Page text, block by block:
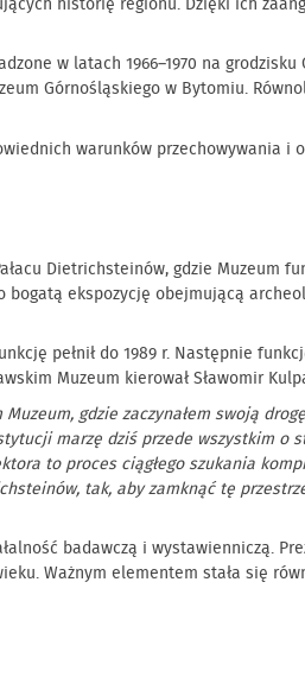
historię regionu. Dzięki ich
w latach 1966–1970 na
Górnośląskiego w Bytomiu.
warunków przechowywania
Dietrichsteinów, gdzie Muzeum
bogatą ekspozycję obejmującą
pełnił do 1989 r. Następnie
Muzeum kierował Sławomir
gdzie zaczynałem swoją
marzę dziś przede wszystkim
to proces ciągłego szukania
tak, aby zamknąć tę
badawczą i wystawienniczą.
Ważnym elementem stała się